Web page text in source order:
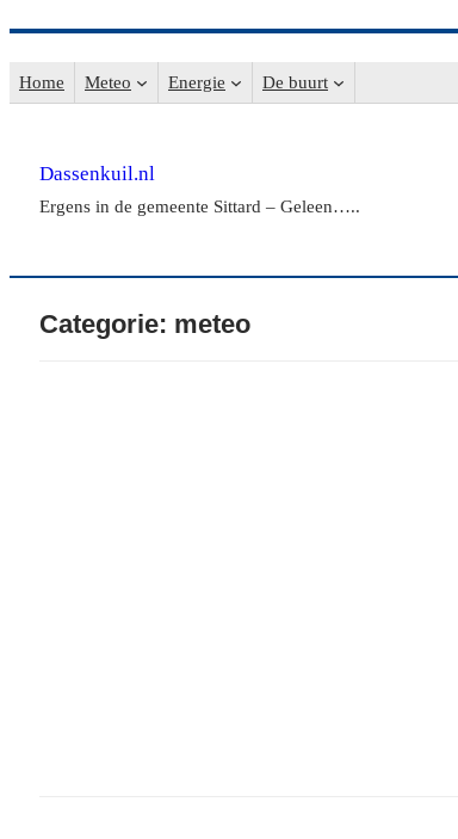
naar
Home Meteo Energie De buurt
Dassenkuil.nl
Ergens in de gemeente Sittard – Geleen…..
Categorie: meteo